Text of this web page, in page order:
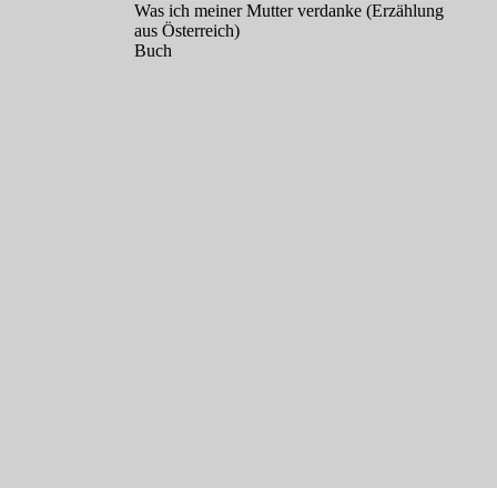
Was ich meiner Mutter verdanke (Erzählung
aus Österreich)
Buch